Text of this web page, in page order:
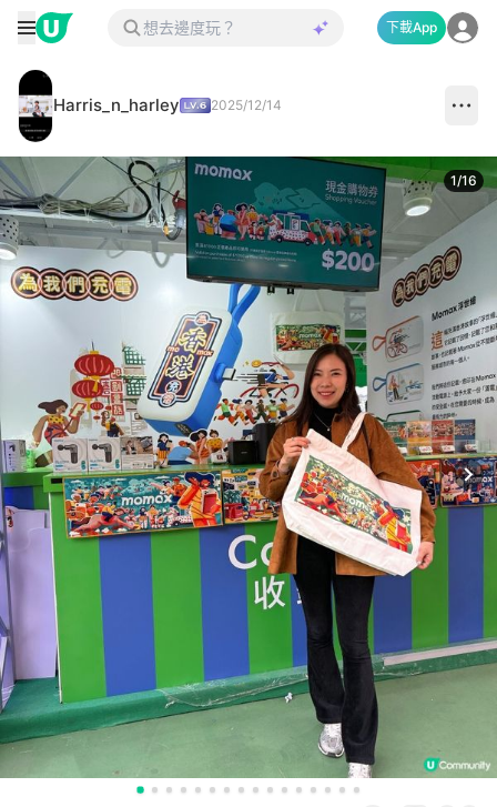
下載App
Harris_n_harley 2025/12/14
1/16